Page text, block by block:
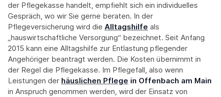
der Pflegekasse handelt, empfiehlt sich ein individuelles
Gespräch, wo wir Sie gerne beraten. In der
Pflegeversicherung wird die Alltagshilfe als
„hauswirtschaftliche Versorgung“ bezeichnet. Seit Anfang
2015 kann eine Alltagshilfe zur Entlastung pflegender
Angehöriger beantragt werden. Die Kosten übernimmt in
der Regel die Pflegekasse. Im Pflegefall, also wenn
Leistungen der häuslichen Pflege in Offenbach am Main
in Anspruch genommen werden, wird der Einsatz von